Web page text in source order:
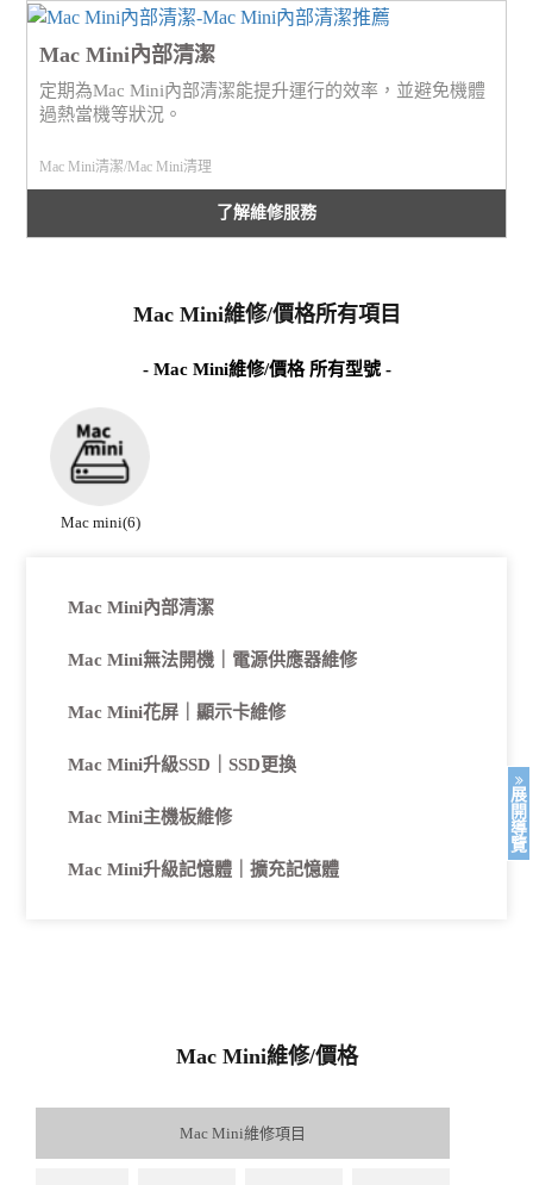
Mac Mini內部清潔
定期為Mac Mini內部清潔能提升運行的效率，並避免機體
過熱當機等狀況。
Mac Mini清潔/Mac Mini清理
了解維修服務
Mac Mini維修/價格所有項目
- Mac Mini維修/價格 所有型號 -
Mac mini(6)
Mac Mini內部清潔
Mac Mini無法開機｜電源供應器維修
Mac Mini花屏｜顯示卡維修
Mac Mini升級SSD｜SSD更換
Mac Mini主機板維修
Mac Mini升級記憶體｜擴充記憶體
Mac Mini維修/價格
Mac Mini維修項目
展
開
導
覽